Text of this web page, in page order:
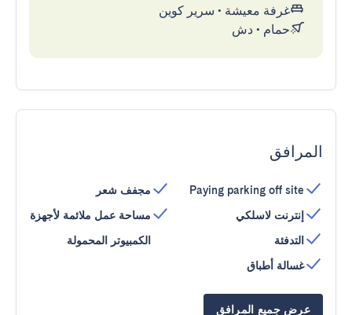
غرفة معيشة • سرير كوين
حمام • دش
المرافق
Paying parking off site
إنترنت لاسلكي
التدفئة
غسالة أطباق
مجفف شعر
مساحة عمل ملائمة لأجهزة
الكمبيوتر المحمولة
عرض جميع المرافق